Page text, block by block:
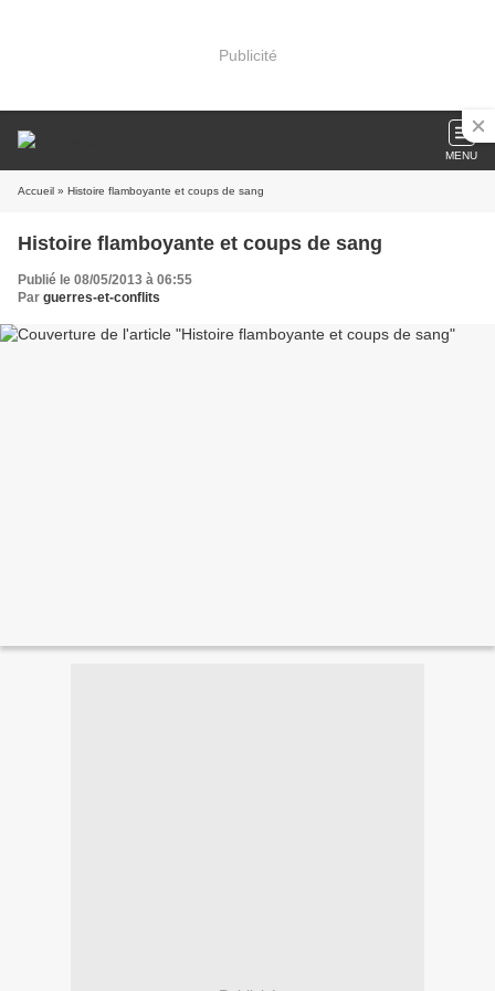
Publicité
MENU
Accueil » Histoire flamboyante et coups de sang
Histoire flamboyante et coups de sang
Publié le 08/05/2013 à 06:55
Par guerres-et-conflits